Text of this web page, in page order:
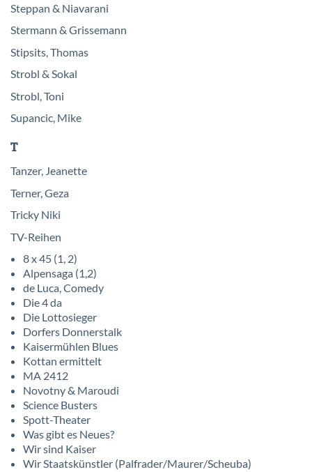
Steppan & Niavarani
Stermann & Grissemann
Stipsits, Thomas
Strobl & Sokal
Strobl, Toni
Supancic, Mike
T
Tanzer, Jeanette
Terner, Geza
Tricky Niki
TV-Reihen
8 x 45 (1, 2)
Alpensaga (1,2)
de Luca, Comedy
Die 4 da
Die Lottosieger
Dorfers Donnerstalk
Kaisermühlen Blues
Kottan ermittelt
MA 2412
Novotny & Maroudi
Science Busters
Spott-Theater
Was gibt es Neues?
Wir sind Kaiser
Wir Staatskünstler (Palfrader/Maurer/Scheuba)